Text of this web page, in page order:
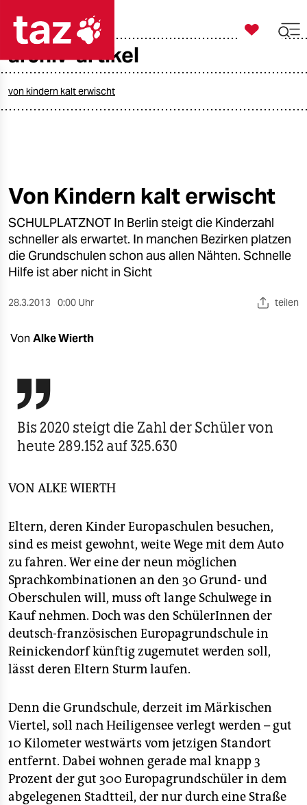
öko
gesellschaft
kultur
sport
berlin
nord
verlag
verlag
veranstaltungen
shop
unterstützen
abo
genossenschaft
epaper login

taz zahl ich
archiv-artikel
von kindern kalt erwischt
Von Kindern kalt erwischt
SCHULPLATZNOT In Berlin steigt die Kinderzahl
schneller als erwartet. In manchen Bezirken platzen
die Grundschulen schon aus allen Nähten. Schnelle
Hilfe ist aber nicht in Sicht
28.3.2013 0:00 Uhr teilen
Von Alke Wierth

Bis 2020 steigt die Zahl der Schüler von
heute 289.152 auf 325.630
VON ALKE WIERTH
Eltern, deren Kinder Europaschulen besuchen,
sind es meist gewohnt, weite Wege mit dem Auto
zu fahren. Wer eine der neun möglichen
Sprachkombinationen an den 30 Grund- und
Oberschulen will, muss oft lange Schulwege in
Kauf nehmen. Doch was den SchülerInnen der
deutsch-französischen Europagrundschule in
Reinickendorf künftig zugemutet werden soll,
lässt deren Eltern Sturm laufen.
Denn die Grundschule, derzeit im Märkischen
Viertel, soll nach Heiligensee verlegt werden – gut
10 Kilometer westwärts vom jetzigen Standort
entfernt. Dabei wohnen gerade mal knapp 3
Prozent der gut 300 Europagrundschüler in dem
abgelegenen Stadtteil, der nur durch eine Straße